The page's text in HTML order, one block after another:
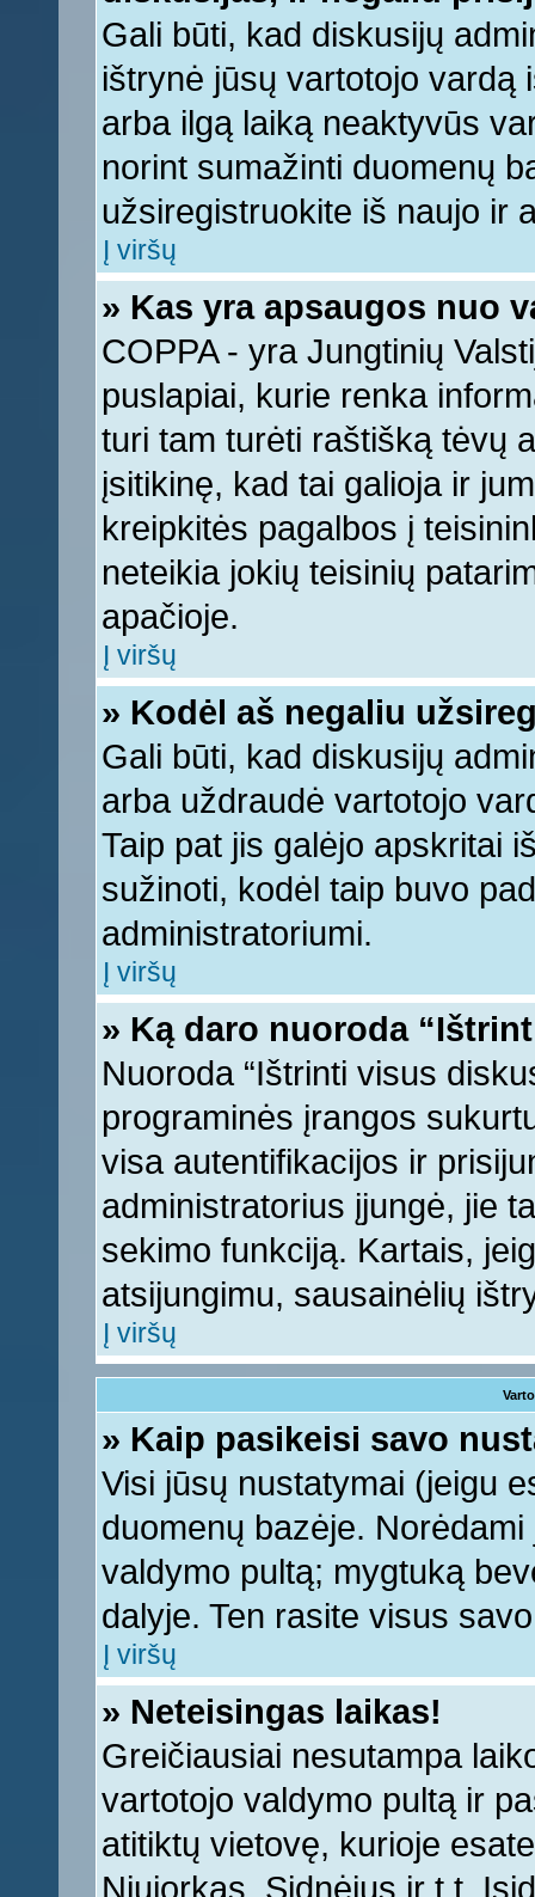
Gali būti, kad diskusijų
ištrynė jūsų vartotojo vardą
arba ilgą laiką neaktyvūs
norint sumažinti duomenų
užsiregistruokite iš naujo ir
Į viršų
» Kas yra apsaugos nuo
COPPA - yra Jungtinių
puslapiai, kurie renka
turi tam turėti raštišką tėvų
įsitikinę, kad tai galioja ir
kreipkitės pagalbos į
neteikia jokių teisinių
apačioje.
Į viršų
» Kodėl aš negaliu
Gali būti, kad diskusijų
arba uždraudė vartotojo
Taip pat jis galėjo apskritai
sužinoti, kodėl taip buvo
administratoriumi.
Į viršų
» Ką daro nuoroda
Nuoroda “Ištrinti visus
programinės įrangos
visa autentifikacijos ir
administratorius įjungė, jie
sekimo funkciją. Kartais,
atsijungimu, sausainėlių
Į viršų
» Kaip pasikeisi savo
Visi jūsų nustatymai (jeigu
duomenų bazėje.
valdymo pultą; mygtuką
dalyje. Ten rasite visus
Į viršų
» Neteisingas laikas!
Greičiausiai nesutampa
vartotojo valdymo pultą ir
atitiktų vietovę, kurioje
Niujorkas, Sidnėjus ir t.t.